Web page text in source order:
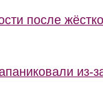
после
из-